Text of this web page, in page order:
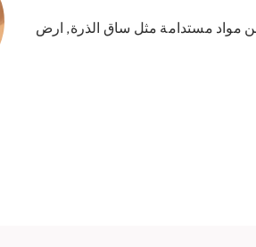
مستدامة مثل ساق الذرة, ارض